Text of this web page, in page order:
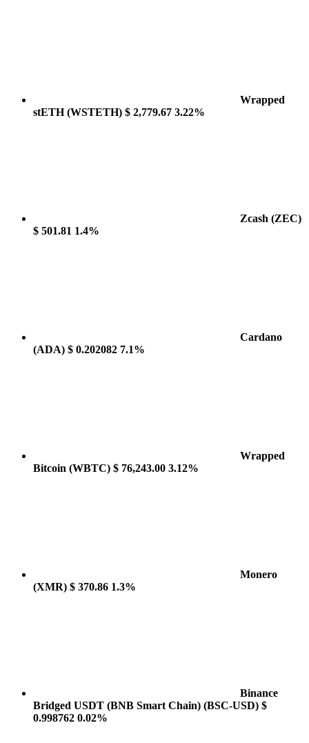
Wrapped
stETH(WSTETH) $ 2,779.67 3.22%
Zcash (ZEC)
$ 501.81 1.4%
Cardano
(ADA) $ 0.202082 7.1%
Wrapped
Bitcoin (WBTC) $ 76,243.00 3.12%
Monero
(XMR) $ 370.86 1.3%
Binance
Bridged USDT (BNB Smart Chain) (BSC-USD) $
0.998762 0.02%